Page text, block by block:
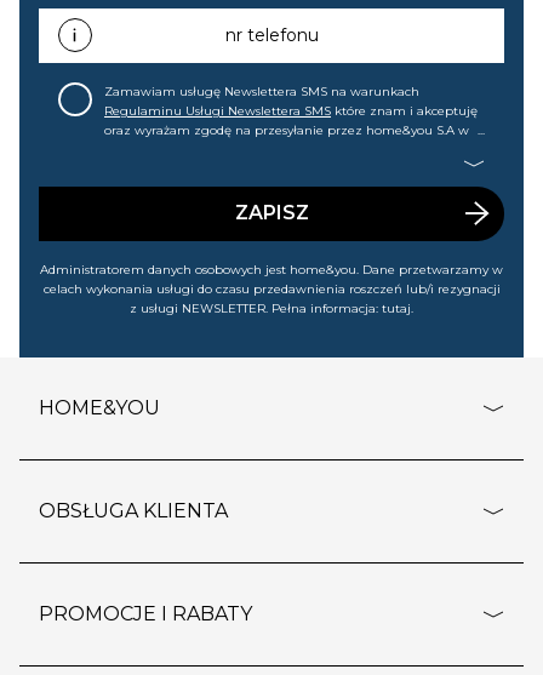
promocjach, wyprzedażach). Wiem, że mogę tę zgodę w
każdej chwili cofnąć.nr telefonu
Zamawiam usługę Newslettera SMS na warunkach
Regulaminu Usługi Newslettera SMS które znam i akceptuję
oraz wyrażam zgodę na przesyłanie przez home&you S.A w
wyprzedażach). Wiem, że mogę tę zgodę w każdej chwili
ZAPISZ
Administratorem danych osobowych jest home&you. Dane przetwarzamy w
celach wykonania usługi do czasu przedawnienia roszczeń lub/i rezygnacji
z usługi NEWSLETTER. Pełna informacja: tutaj.
HOME&YOU
o firmie
polityka prywatności
kontakt
OBSŁUGA KLIENTA
dostawy i płatność
PROMOCJE I RABATY